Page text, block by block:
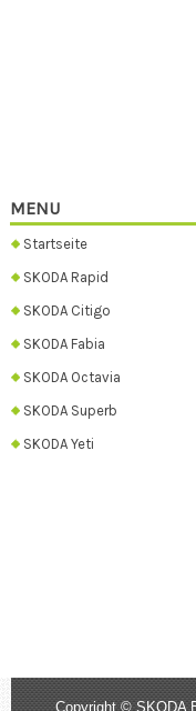
MENU
Startseite
SKODA Rapid
SKODA Citigo
SKODA Fabia
SKODA Octavia
SKODA Superb
SKODA Yeti
Copyright © SKODA